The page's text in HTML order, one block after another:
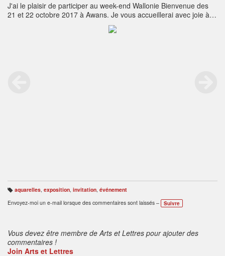
J'ai le plaisir de participer au week-end Wallonie Bienvenue des
21 et 22 octobre 2017 à Awans. Je vous accueillerai avec joie à
l'église d'Hognoul de 10 h à 17 h.71 participants vous
proposeront de découvrir leur passion durant tout le week-
B
ali
s
aquarelles, exposition, invitation, événement
Envoyez-moi un e-mail lorsque des commentaires sont laissés –
Suivre
Vous devez être membre de Arts et Lettres pour ajouter des
commentaires !
Join Arts et Lettres